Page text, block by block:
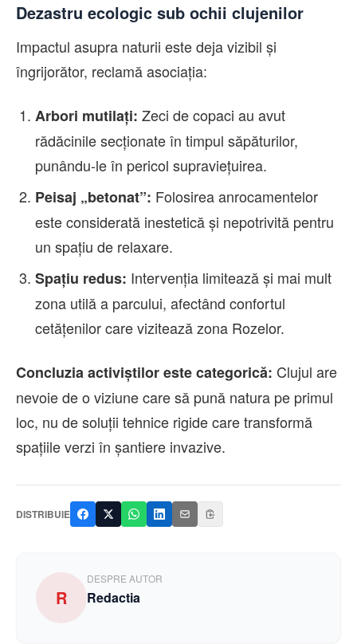
Dezastru ecologic sub ochii clujenilor
Impactul asupra naturii este deja vizibil și
îngrijorător, reclamă asociația:
Arbori mutilați: Zeci de copaci au avut
rădăcinile secționate în timpul săpăturilor,
punându-le în pericol supraviețuirea.
Peisaj „betonat”: Folosirea anrocamentelor
este considerată inestetică și nepotrivită pentru
un spațiu de relaxare.
Spațiu redus: Intervenția limitează și mai mult
zona utilă a parcului, afectând confortul
cetățenilor care vizitează zona Rozelor.
Concluzia activiștilor este categorică: Clujul are
nevoie de o viziune care să pună natura pe primul
loc, nu de soluții tehnice rigide care transformă
spațiile verzi în șantiere invazive.
DISTRIBUIE
R
DESPRE AUTOR
Redactia